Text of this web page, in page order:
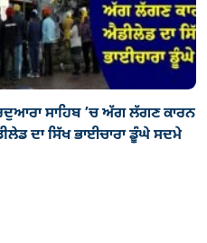
ਸਾਹਿਬ ’ਚ ਅੱਗ ਲੱਗਣ ਕਾਰਨ
ਦਾ ਸਿੱਖ ਭਾਈਚਾਰਾ ਡੂੰਘੇ ਸਦਮੇ